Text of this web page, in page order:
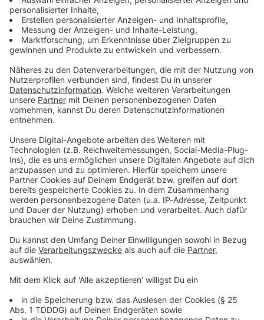
Zum Newsletter anmelden
Du möchtest uns etwas sagen?
Kontaktformular
Sprachnachricht
DAS KÖNNTE DICH AUCH INTERESSIEREN
Alkohol und Intelligenz: So hängen die beiden
Faktoren zusammen